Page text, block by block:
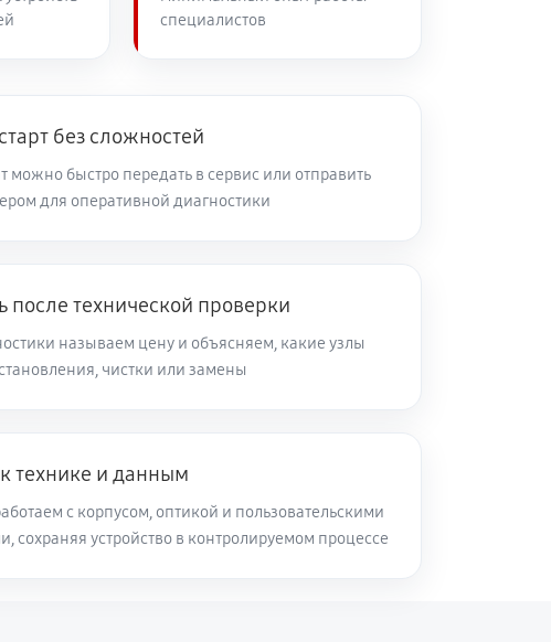
60 минут
60 минут
60 минут
60 минут Заказать
специалистов
без сложностей
можно быстро передать в сервис или отправить
для оперативной диагностики
после технической проверки
называем цену и объясняем, какие узлы
чистки или замены
технике и данным
с корпусом, оптикой и пользовательскими
сохраняя устройство в контролируемом процессе